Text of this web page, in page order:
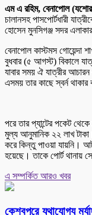
এম এ রহিম, বেনাপোল
চালানসহ পাসপোর্টধারী
হোসেন মুনসিগঞ্জ সদর
বেনাপোল কাস্টমস গোয়েন্দা
বুধবার (৫ আগস্ট) বিকালে
যাবার সময় ঐ যাত্রীর আচারন
এসময় তার কাছে স্বর্ন থাকার
পরে তার প্যান্টের পকেট
মুল্য আনুমানিক ২২ লাখ
করে কিন্তু পাওয়া যায়নি।
হয়েছে। তাকে পোর্ট থানায়
এ সম্পর্কিত আরও খবর
কেশবপুরে যথাযোগ্য